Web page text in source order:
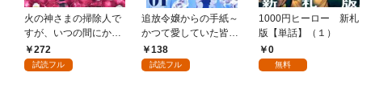
火の神さまの掃除人で
すが、いつの間にか花
嫁として溺愛されてい
ます【単話】（１）
272
試読フル
追放令嬢からの手紙～
かつて愛していた皆さ
まへ 私のことなどお忘
れですか？～【単話】
138
試読フル
1000円ヒーロー 新札
版【単話】（１）
0
無料